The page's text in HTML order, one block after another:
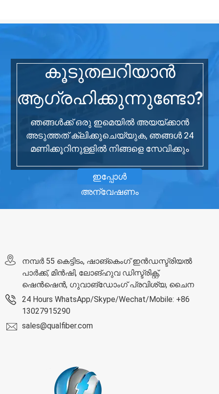
കൂടുതലറിയാൻ
ആഗ്രഹിക്കുന്നുണ്ടോ?
ഞങ്ങൾക്ക് ഒരു ഇമെയിൽ അയയ്‌ക്കാൻ
അടുത്തത് ക്ലിക്കുചെയ്യുക, ഞങ്ങൾ 24
മണിക്കൂറിനുള്ളിൽ നിങ്ങളെ സേവിക്കും
ഇപ്പോൾ
അന്വേഷണം
നമ്പർ 55 കെട്ടിടം, ഷാങ്‌കെംഗ് ഇൻഡസ്ട്രിയൽ
പാർക്ക്, മിൻ‌ഷി, ലോങ്‌ഹുവ ഡിസ്ട്രിക്റ്റ്,
ഷെൻ‌ഷെൻ, ഗുവാങ്‌ഡോംഗ് പ്രവിശ്യ, ചൈന
24 Hours WhatsApp/Skype/Wechat/Mobile: +86
13027915290
sales@qualfiber.com